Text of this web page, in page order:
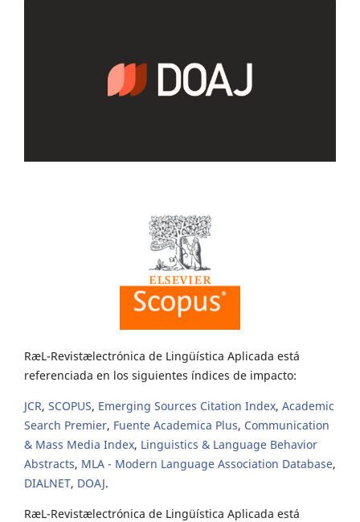
RæL-Revistælectrónica de Lingüística Aplicada está
referenciada en los siguientes índices de impacto:
JCR, SCOPUS, Emerging Sources Citation Index, Academic
Search Premier, Fuente Academica Plus, Communication
& Mass Media Index, Linguistics & Language Behavior
Abstracts, MLA - Modern Language Association Database,
DIALNET, DOAJ.
RæL-Revistælectrónica de Lingüística Aplicada está